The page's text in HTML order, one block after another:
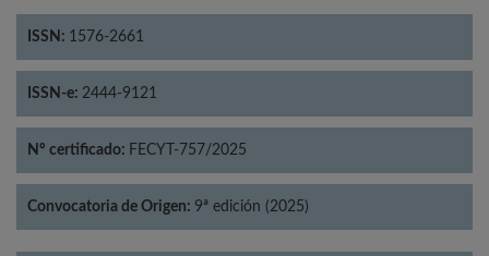
ISSN: 1576-2661
ISSN-e: 2444-9121
Nº certificado: FECYT-757/2025
Convocatoria de Origen: 9ª edición (2025)